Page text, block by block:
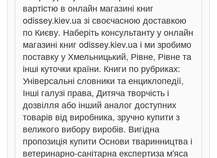
вартістю в онлайн магазині книг
odissey.kiev.ua зі своєчасною доставкою
по Києву. Наберіть консультанту у онлайн
магазині книг odissey.kiev.ua і ми зробимо
поставку у Хмельницький, Рівне, Рівне та
інші куточки країни. Книги по рубриках:
Універсальні словники та енциклопедії,
Інші галузі права, Дитяча творчість і
дозвілля або інший аналог доступних
товарів від виробника, зручно купити з
великого вибору виробів. Вигідна
пропозиція купити Основи тваринництва і
ветеринарно-санітарна експертиза м'яса